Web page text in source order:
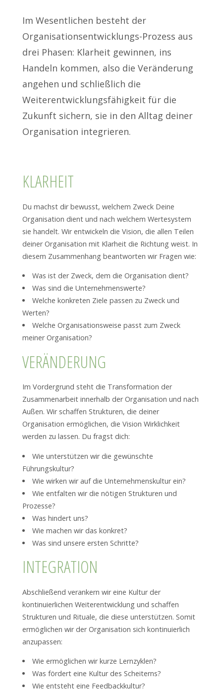
Im Wesentlichen besteht der
Organisationsentwicklungs-Prozess aus
drei Phasen: Klarheit gewinnen, ins
Handeln kommen, also die Veränderung
angehen und schließlich die
Weiterentwicklungsfähigkeit für die
Zukunft sichern, sie in den Alltag deiner
Organisation integrieren.
KLARHEIT
Du machst dir bewusst, welchem Zweck Deine
Organisation dient und nach welchem Wertesystem
sie handelt. Wir entwickeln die Vision, die allen Teilen
deiner Organisation mit Klarheit die Richtung weist. In
diesem Zusammenhang beantworten wir Fragen wie:
Was ist der Zweck, dem die Organisation dient?
Was sind die Unternehmenswerte?
Welche konkreten Ziele passen zu Zweck und
Werten?
Welche Organisationsweise passt zum Zweck
meiner Organisation?
VERÄNDERUNG
Im Vordergrund steht die Transformation der
Zusammenarbeit innerhalb der Organisation und nach
Außen. Wir schaffen Strukturen, die deiner
Organisation ermöglichen, die Vision Wirklichkeit
werden zu lassen. Du fragst dich:
Wie unterstützen wir die gewünschte
Führungskultur?
Wie wirken wir auf die Unternehmenskultur ein?
Wie entfalten wir die nötigen Strukturen und
Prozesse?
Was hindert uns?
Wie machen wir das konkret?
Was sind unsere ersten Schritte?
INTEGRATION
Abschließend verankern wir eine Kultur der
kontinuierlichen Weiterentwicklung und schaffen
Strukturen und Rituale, die diese unterstützen. Somit
ermöglichen wir der Organisation sich kontinuierlich
anzupassen:
Wie ermöglichen wir kurze Lernzyklen?
Was fördert eine Kultur des Scheiterns?
Wie entsteht eine Feedbackkultur?